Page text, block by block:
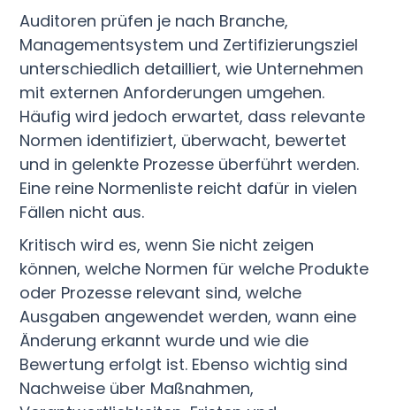
Auditoren prüfen je nach Branche,
Managementsystem und Zertifizierungsziel
unterschiedlich detailliert, wie Unternehmen
mit externen Anforderungen umgehen.
Häufig wird jedoch erwartet, dass relevante
Normen identifiziert, überwacht, bewertet
und in gelenkte Prozesse überführt werden.
Eine reine Normenliste reicht dafür in vielen
Fällen nicht aus.
Kritisch wird es, wenn Sie nicht zeigen
können, welche Normen für welche Produkte
oder Prozesse relevant sind, welche
Ausgaben angewendet werden, wann eine
Änderung erkannt wurde und wie die
Bewertung erfolgt ist. Ebenso wichtig sind
Nachweise über Maßnahmen,